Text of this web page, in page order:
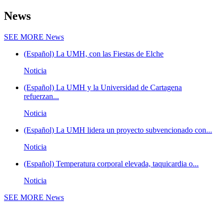
News
SEE MORE News
(Español) La UMH, con las Fiestas de Elche
Noticia
(Español) La UMH y la Universidad de Cartagena
refuerzan...
Noticia
(Español) La UMH lidera un proyecto subvencionado con...
Noticia
(Español) Temperatura corporal elevada, taquicardia o...
Noticia
SEE MORE News